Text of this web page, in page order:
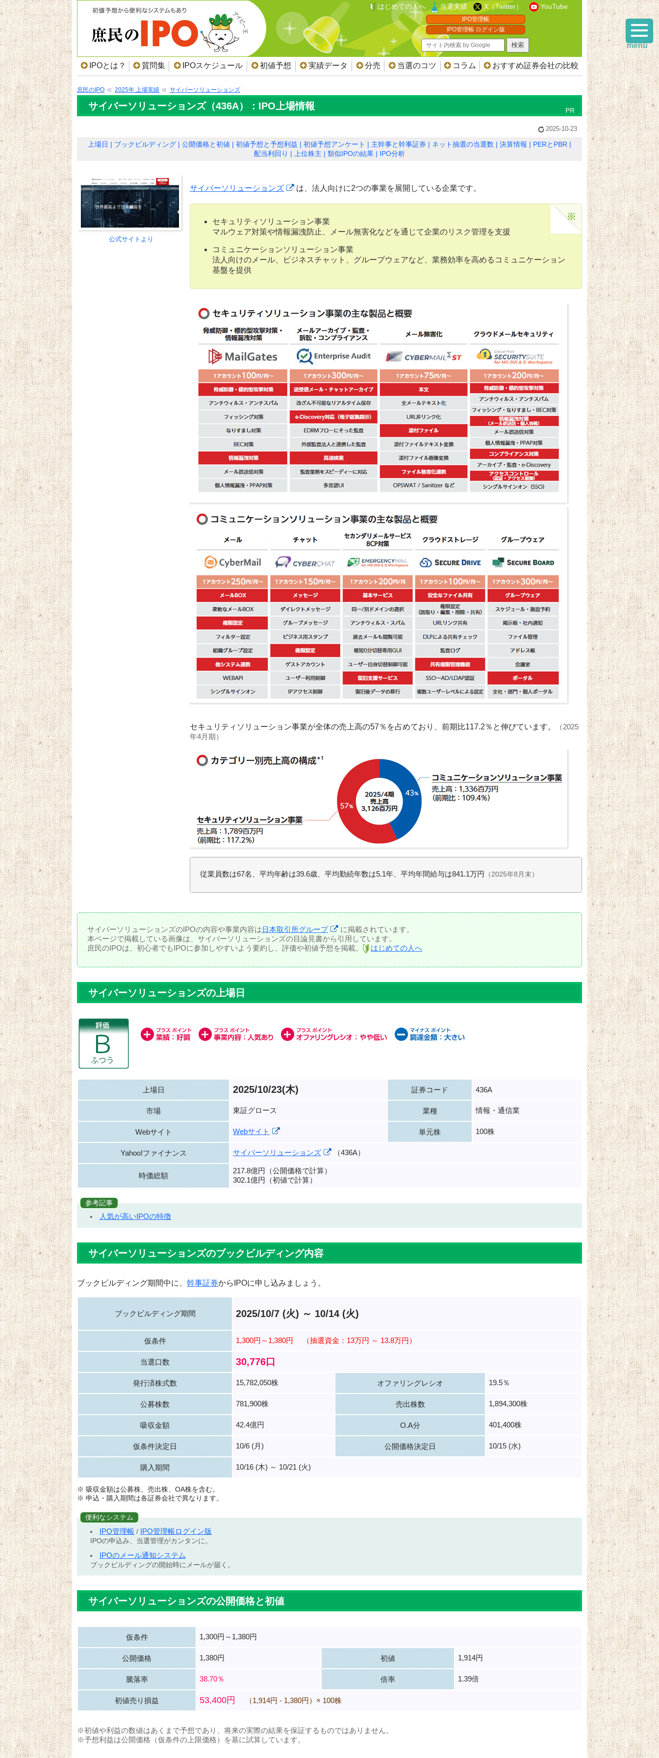
はじめての人へ 当選実績 X（Twitter） YouTube
IPO管理帳
IPO管理帳 ログイン版
IPOとは？ 質問集 IPOスケジュール 初値予想 実績データ 分売 当選のコツ コラム おすすめ証券会社の比較
庶民のIPO 2025年 上場実績 サイバーソリューションズ
サイバーソリューションズ（436A）：IPO上場情報
2025-10-23
上場日 ブックビルディング 公開価格と初値 初値予想と予想利益 初値予想アンケート 主幹事と幹事証券 ネット抽選の当選数 決算情報
PERとPBR
配当利回り
上位株主 類似IPOの結果 IPO分析
公式サイトより
サイバーソリューションズ は、法人向けに2つの事業を展開している企業です。
セキュリティソリューション事業
マルウェア対策や情報漏洩防止、メール無害化などを通じて企業のリスク管理を支援
コミュニケーションソリューション事業
法人向けのメール、ビジネスチャット、グループウェアなど、業務効率を高めるコミュニケーション
基盤を提供
セキュリティソリューション事業が全体の売上高の57％を占めており、前期比117.2％と伸びています。
（2025
年4月期）
従業員数は67名、平均年齢は39.6歳、平均勤続年数は5.1年、平均年間給与は841.1万円 （2025年8月末）
サイバーソリューションズのIPOの内容や事業内容は日本取引所グループ
に掲載されています。
本ページで掲載している画像は、サイバーソリューションズの目論見書から引用しています。
庶民のIPOは、初心者でもIPOに参加しやすいよう要約し、評価や初値予想を掲載。
はじめての人へ
サイバーソリューションズの上場日
上場日 2025/10/23(木) 証券コード 436A
市場 東証グロース 業種 情報・通信業
Webサイト Webサイト 単元株 100株
Yahoo!ファイナンス サイバーソリューションズ （436A）
時価総額
217.8億円（公開価格で計算）
302.1億円（初値で計算）
参考記事
人気が高いIPOの特徴
サイバーソリューションズのブックビルディング内容
ブックビルディング期間中に、 幹事証券からIPOに申し込みましょう。
ブックビルディング期間 2025/10/7 (火) ～ 10/14 (火)
仮条件 1,300円～1,380円 （抽選資金：13万円 ～ 13.8万円）
当選口数 30,776口
発行済株式数 15,782,050株 オファリングレシオ 19.5％
公募株数 781,900株 売出株数 1,894,300株
吸収金額 42.4億円 O.A分 401,400株
仮条件決定日 10/6 (月) 公開価格決定日 10/15 (水)
購入期間 10/16 (木) ～ 10/21 (火)
※ 吸収金額は公募株、売出株、OA株を含む。
※ 申込・購入期間は各証券会社で異なります。
便利なシステム
IPO管理帳 / IPO管理帳ログイン版
IPOの申込み、当選管理がカンタンに。
IPOのメール通知システム
ブックビルディングの開始時にメールが届く。
サイバーソリューションズの公開価格と初値
仮条件 1,300円～1,380円
公開価格 1,380円 初値 1,914円
騰落率 38.70％ 倍率 1.39倍
初値売り損益 53,400円 （1,914円 - 1,380円）× 100株
※初値や利益の数値はあくまで予想であり、将来の実際の結果を保証するものではありません。
※予想利益は公開価格（仮条件の上限価格）を基に試算しています。
menu